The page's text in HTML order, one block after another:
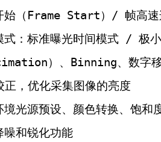
始（Frame Start）/ 帧高
式：标准曝光时间模式 / 极
）、Binning、数字
正，优化采集图像的亮度
境光源预设、颜色转换、饱和
噪和锐化功能